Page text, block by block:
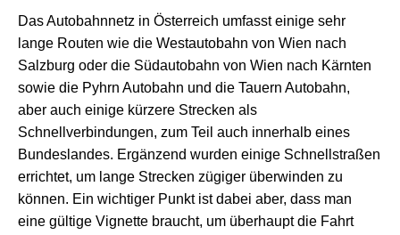
Das Autobahnnetz in Österreich umfasst einige sehr
lange Routen wie die Westautobahn von Wien nach
Salzburg oder die Südautobahn von Wien nach Kärnten
sowie die Pyhrn Autobahn und die Tauern Autobahn,
aber auch einige kürzere Strecken als
Schnellverbindungen, zum Teil auch innerhalb eines
Bundeslandes. Ergänzend wurden einige Schnellstraßen
errichtet, um lange Strecken zügiger überwinden zu
können. Ein wichtiger Punkt ist dabei aber, dass man
eine gültige Vignette braucht, um überhaupt die Fahrt